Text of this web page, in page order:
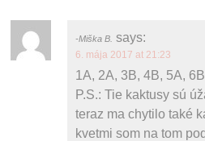
Miška B. says:
6. mája 2017 at 21:23
1A, 2A, 3B, 4B, 5A,
P.S.: Tie kaktusy sú
teraz ma chytilo také
kvetmi som na tom